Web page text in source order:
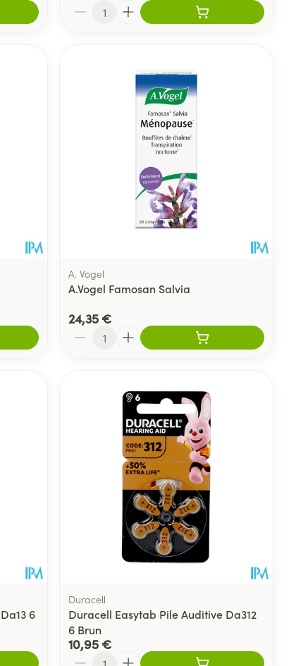
Quantité
A. Vogel
A.Vogel Famosan Salvia
24,35 €
Quantité
6
Duracell
Duracell Easytab Pile Auditive Da312
6 Brun
10,95 €
Quantité